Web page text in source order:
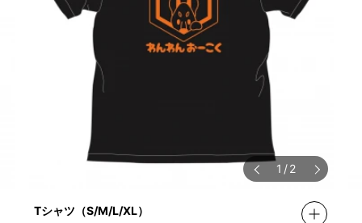
1 / 2
Tシャツ（S/M/L/XL）